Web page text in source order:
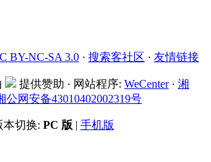
BY-NC-SA 3.0 · 搜索客社区 · 友情链接
提供赞助 · 网站程序: WeCenter· 湘
公网安备43010402002319号
本切换: PC 版 | 手机版